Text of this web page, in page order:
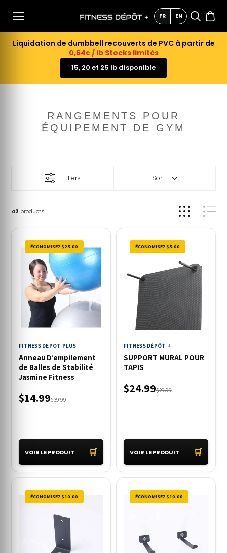
CONTE
NU FR EN
Liquidation de dumbbell recouverts de PVC à partir de
0,64¢ / lb Stocks limités
15, 20 et 25 lb disponible
RANGEMENTS POUR
ÉQUIPEMENT DE GYM
Filters Sort
42 products
ÉCONOMISEZ $25.00
FITNESS DEPOT PLUS
Anneau D’empilement
de Balles de Stabilité
Jasmine Fitness
$39.99
$14.99
VOIR LE PRODUIT 🛒
ÉCONOMISEZ $5.00
FITNESS DÉPÔT +
SUPPORT MURAL POUR
TAPIS
$29.99
$24.99
VOIR LE PRODUIT 🛒
ÉCONOMISEZ $10.00 ÉCONOMISEZ $10.00